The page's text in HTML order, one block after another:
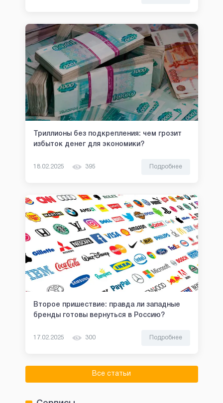
Триллионы без подкрепления: чем грозит
избыток денег для экономики?
18.02.2025 395 Подробнее
Второе пришествие: правда ли западные
бренды готовы вернуться в Россию?
17.02.2025 300 Подробнее
Все статьи